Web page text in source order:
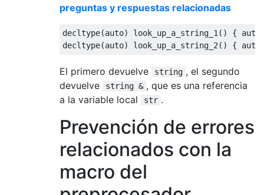
preguntas y respuestas relacionadas
decltype(auto) look_up_a_string_1 () { auto
decltype(auto) look_up_a_string_2 () { auto
El primero devuelve string , el segundo
devuelve
string & , que es una referencia
a la variable local
str .
Prevención de errores
relacionados con la
macro del